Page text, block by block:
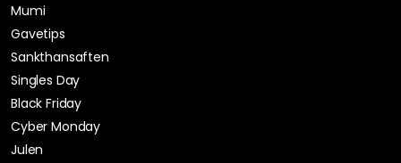
Mumi
Gavetips
Sankthansaften
Singles Day
Black Friday
Cyber Monday
Julen